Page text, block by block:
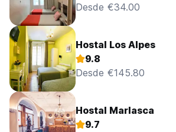
Desde €34.00
Hostal Los Alpes
9.8
Desde €145.80
Hostal Marlasca
9.7